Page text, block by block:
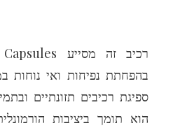
בהפחתת נפיחות ואי נוחות
ספיגת רכיבים תזונתיים
הוא תומך ביציבות